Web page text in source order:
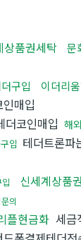
상품권세탁
문
구입 이더리
매입
더코인매입 해
입 테더트론파
신세계상품
의
플현금화 세금